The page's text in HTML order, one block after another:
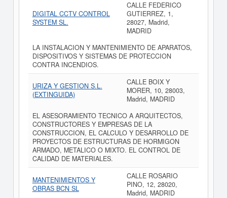
DIGITAL CCTV CONTROL
SYSTEM SL.
CALLE FEDERICO
GUTIERREZ, 1,
28027, Madrid,
MADRID
LA INSTALACION Y MANTENIMIENTO DE APARATOS,
DISPOSITIVOS Y SISTEMAS DE PROTECCION
CONTRA INCENDIOS.
URIZA Y GESTION S.L.
(EXTINGUIDA)
CALLE BOIX Y
MORER, 10, 28003,
Madrid, MADRID
EL ASESORAMIENTO TECNICO A ARQUITECTOS,
CONSTRUCTORES Y EMPRESAS DE LA
CONSTRUCCION, EL CALCULO Y DESARROLLO DE
PROYECTOS DE ESTRUCTURAS DE HORMIGON
ARMADO, METALICO O MIXTO. EL CONTROL DE
CALIDAD DE MATERIALES.
MANTENIMIENTOS Y
OBRAS BCN SL
CALLE ROSARIO
PINO, 12, 28020,
Madrid, MADRID